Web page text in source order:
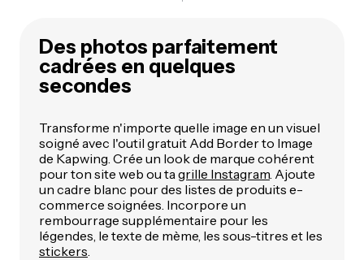
Des photos parfaitement
cadrées en quelques
secondes
Transforme n'importe quelle image en un visuel
soigné avec l'outil gratuit Add Border to Image
de Kapwing. Crée un look de marque cohérent
pour ton site web ou ta grille Instagram . Ajoute
un cadre blanc pour des listes de produits e-
commerce soignées. Incorpore un
rembourrage supplémentaire pour les
légendes, le texte de mème, les sous-titres et les
stickers